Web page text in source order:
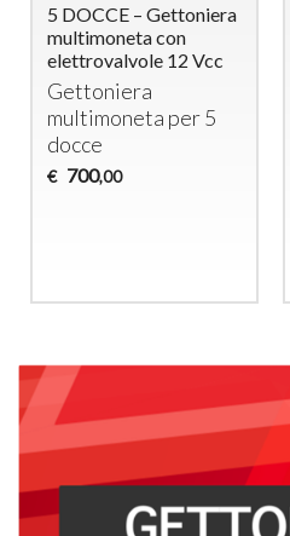
5 DOCCE – Gettoniera
multimoneta con
elettrovalvole 12 Vcc
Gettoniera
multimoneta per 5
docce
€ 700,00